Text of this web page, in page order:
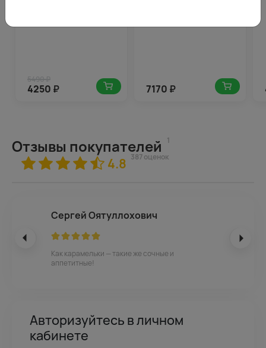
4250 ₽ 7170 ₽
Отзывы покупателей 1
4.8 387 оценок
Сергей Оятуллохович
Как карамельки — такие же сочные и
аппетитные!
Авторизуйтесь в личном
кабинете